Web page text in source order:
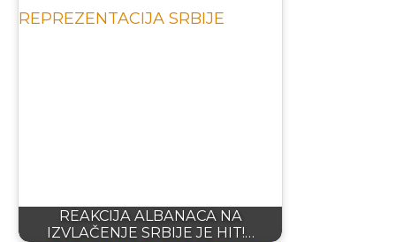
REAKCIJA ALBANACA NA
IZVLAČENJE SRBIJE JE HIT!…